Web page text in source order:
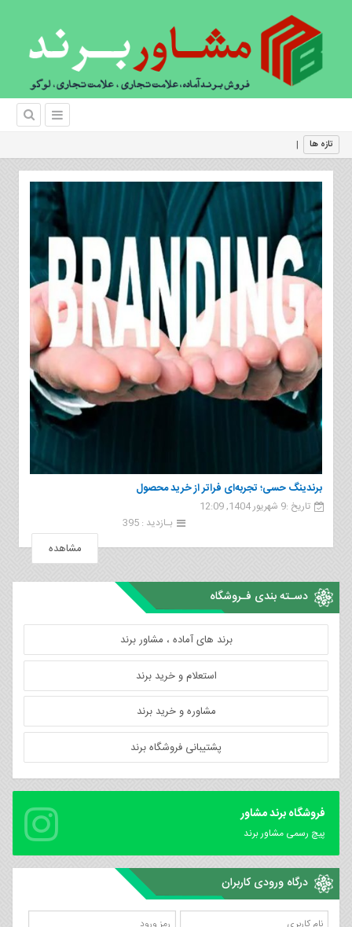
تازه ها اهمیت بر
برندینگ حسی؛ تجربه‌ای فراتر از خرید محصول
تاریخ :9 شهریور 1404, 12:09
بـازدید : 395
مشاهده
دسـته بندی فـروشگاه
برند های آماده ، مشاور برند
استعلام و خرید برند
مشاوره و خرید برند
پشتیبانی فروشگاه برند
فروشگاه برند مشاور
پیچ رسمی مشاور برند
درگاه ورودی کاربران